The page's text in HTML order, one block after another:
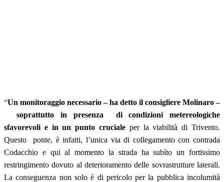
“Un monitoraggio necessario – ha detto il consigliere Molinaro –
soprattutto in presenza di condizioni metereologiche
sfavorevoli e in un punto cruciale per la viabilità di Trivento.
Questo ponte, è infatti, l’unica via di collegamento con contrada
Codacchio e qui al momento la strada ha subìto un fortissimo
restringimento dovuto al deterioramento delle sovrastrutture laterali.
La conseguenza non solo è di pericolo per la pubblica incolumità